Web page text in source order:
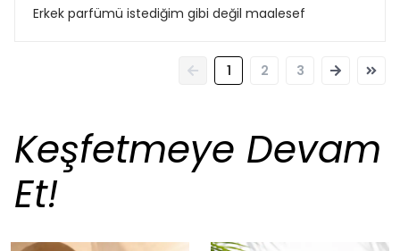
Erkek parfümü istediğim gibi değil maalesef
1 2 3
Keşfetmeye Devam
Et!